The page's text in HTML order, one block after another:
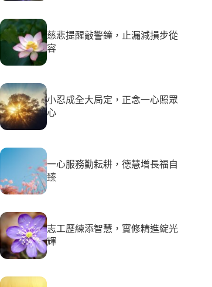
慈悲提醒敲警鐘，止漏減損步從
容
小忍成全大局定，正念一心照眾
心
一心服務勤耘耕，德慧增長福自
臻
志工歷練添智慧，實修精進綻光
輝